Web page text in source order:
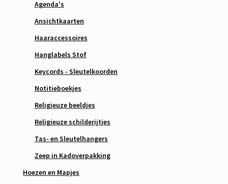
Agenda's
Ansichtkaarten
Haaraccessoires
Hanglabels Stof
Keycords - Sleutelkoorden
Notitieboekjes
Religieuze beeldjes
Religieuze schilderijtjes
Tas- en Sleutelhangers
Zeep in Kadoverpakking
Hoezen en Mapjes